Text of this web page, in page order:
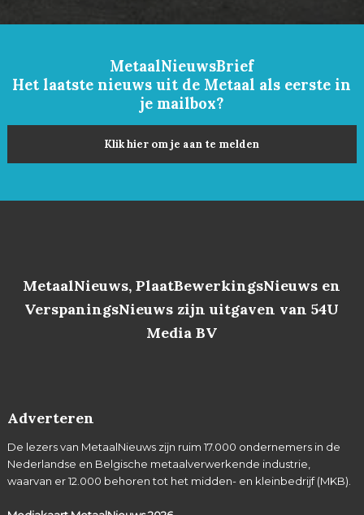
MetaalNieuwsBrief
Het laatste nieuws uit de Metaal als eerste in
je mailbox?
Klik hier om je aan te melden
MetaalNieuws, PlaatBewerkingsNieuws en
VerspaningsNieuws zijn uitgaven van 54U
Media BV
Adverteren
De lezers van MetaalNieuws zijn ruim 17.000 ondernemers in de
Nederlandse en Belgische metaalverwerkende industrie,
waarvan er 12.000 behoren tot het midden- en kleinbedrijf (MKB).